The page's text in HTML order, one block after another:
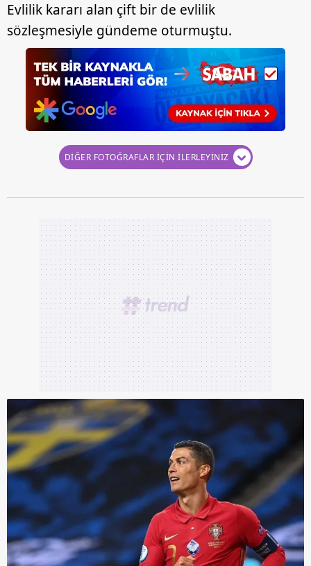
Evlilik kararı alan çift bir de evlilik
sözleşmesiyle gündeme oturmuştu.
DİĞER FOTOĞRAFLAR İÇİN İLERLEYİNİZ